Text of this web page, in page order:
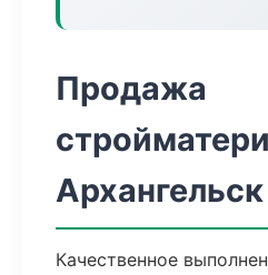
Продажа
Архангельск
Качественное